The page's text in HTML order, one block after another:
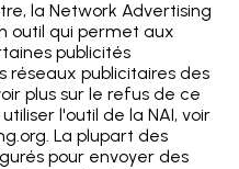
la Network Advertising
outil qui permet aux
publicités
réseaux publicitaires des
plus sur le refus de ce
l'outil de la NAI, voir
La plupart des
pour envoyer des